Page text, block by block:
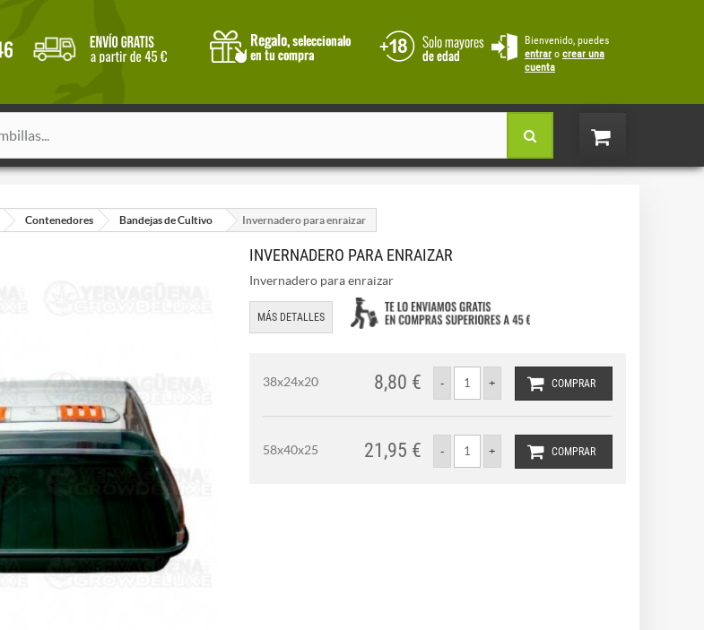
Bienvenido, puedes
entrar o crear una
cuenta
Contenedores Bandejas de Cultivo Invernadero para enraizar
INVERNADERO PARA ENRAIZAR
Invernadero para enraizar
MÁS DETALLES
38x24x20 COMPRAR
8,80 €
58x40x25 COMPRAR
21,95 €